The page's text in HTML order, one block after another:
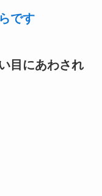
です
目にあわされ